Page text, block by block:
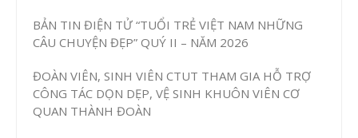
BẢN TIN ĐIỆN TỬ “TUỔI TRẺ VIỆT NAM NHỮNG
CÂU CHUYỆN ĐẸP” QUÝ II – NĂM 2026
ĐOÀN VIÊN, SINH VIÊN CTUT THAM GIA HỖ TRỢ
CÔNG TÁC DỌN DẸP, VỆ SINH KHUÔN VIÊN CƠ
QUAN THÀNH ĐOÀN